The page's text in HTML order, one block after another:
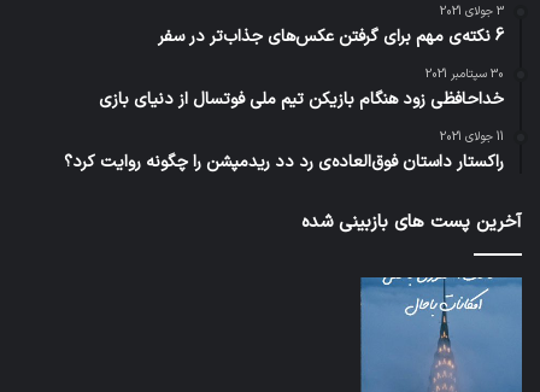
3 جولای 2021
6 نکته‌ی مهم برای گرفتن عکس‌های جذاب‌تر در سفر
30 سپتامبر 2021
خداحافظی زود هنگام بازیکن تیم ملی فوتسال از دنیای بازی
11 جولای 2021
راکستار داستان فوق‌العاده‌ی رد دد ریدمپشن را چگونه روایت کرد؟
آخرین پست های بازبینی شده